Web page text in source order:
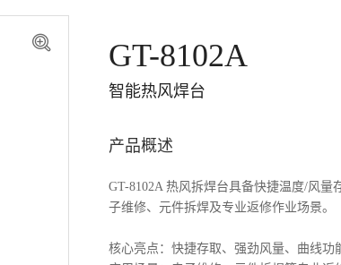
自动化焊接设备
GT-8102A
智能热风焊台
产品概述
GT-8102A 热风拆焊台具备快捷温度/风
子维修、元件拆焊及专业返修作业场景。
核心亮点：快捷存取、强劲风量、曲线